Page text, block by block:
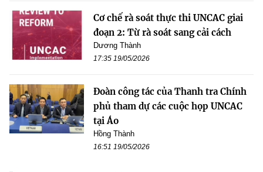
Cơ chế rà soát thực thi UNCAC giai
đoạn 2: Từ rà soát sang cải cách
Dương Thành
17:35 19/05/2026
Đoàn công tác của Thanh tra Chính
phủ tham dự các cuộc họp UNCAC
tại Áo
Hồng Thành
16:51 19/05/2026